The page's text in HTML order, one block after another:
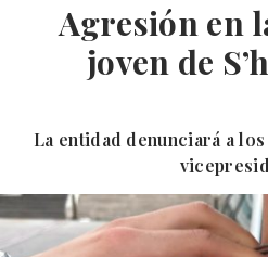
Agresión en
joven de
La entidad denunciará a